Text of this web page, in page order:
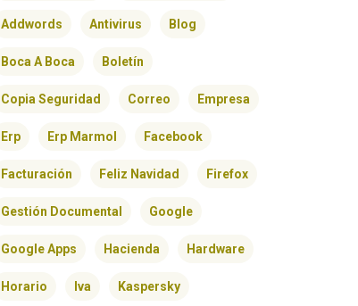
Addwords Antivirus Blog
Boca A Boca Boletín
Copia Seguridad Correo Empresa
Erp Erp Marmol Facebook
Facturación Feliz Navidad Firefox
Gestión Documental Google
Google Apps Hacienda Hardware
Horario Iva Kaspersky